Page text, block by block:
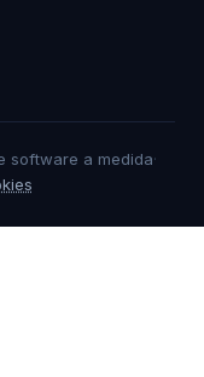
software a medida·